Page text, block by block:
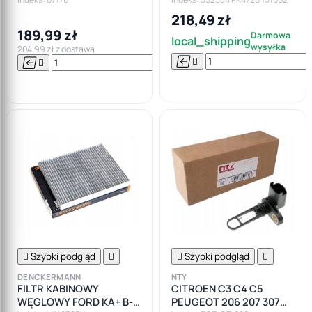
189,99 zł
204,99 zł z dostawą
  

Do
OSŁONY ODBOJE
MOCOWANIA
218,49 zł
local_shippingDarmowa
wysyłka
 
 Szybki podgląd 
DENCKERMANN
FILTR KABINOWY
WĘGLOWY FORD KA+ B-
 Szybki podgląd 
NTY
CITROEN C3 C4 C5
PEUGEOT 206 207 307